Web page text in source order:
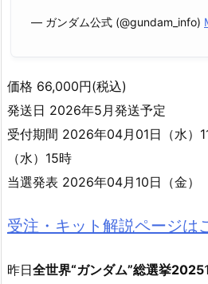
— ガンダム公式 (@gundam_info)
価格 66,000円(税込)
発送日 2026年5月発送予定
受付期間 2026年04月01日（水）
（水）15時
当選発表 2026年04月10日（金）
受注・キット解説ページは
昨日全世界“ガンダム”総選挙2025